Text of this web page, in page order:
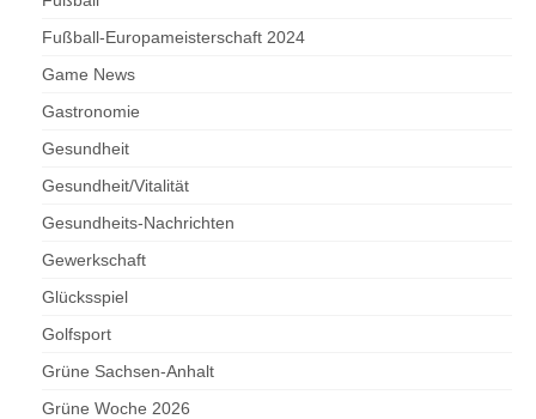
Fußball-Europameisterschaft 2024
Game News
Gastronomie
Gesundheit
Gesundheit/Vitalität
Gesundheits-Nachrichten
Gewerkschaft
Glücksspiel
Golfsport
Grüne Sachsen-Anhalt
Grüne Woche 2026